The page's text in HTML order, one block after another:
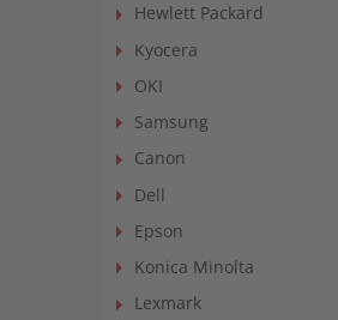
Hewlett Packard
Kyocera
OKI
Samsung
Canon
Dell
Epson
Konica Minolta
Lexmark